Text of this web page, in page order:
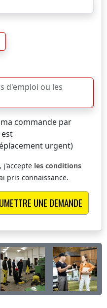
commande par
urgent)
j'accepte les conditions
pris connaissance.